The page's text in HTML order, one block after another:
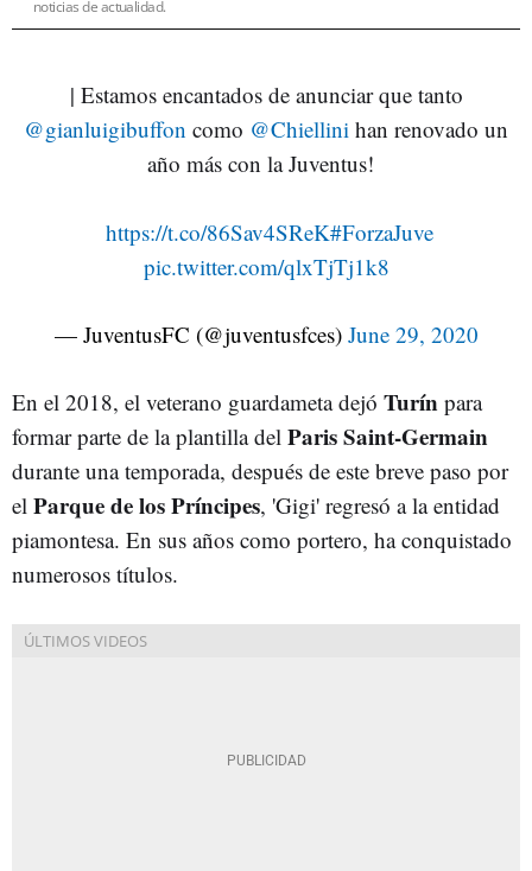
noticias de actualidad.
| Estamos encantados de anunciar que tanto
@gianluigibuffon como @Chiellini han renovado un
año más con la Juventus! ️ ️
https://t.co/86Sav4SReK#ForzaJuve
pic.twitter.com/qlxTjTj1k8
— JuventusFC (@juventusfces) June 29, 2020
En el 2018, el veterano guardameta dejó Turín para
formar parte de la plantilla del Paris Saint-Germain
durante una temporada, después de este breve paso por
el Parque de los Príncipes, 'Gigi' regresó a la entidad
piamontesa. En sus años como portero, ha conquistado
numerosos títulos.